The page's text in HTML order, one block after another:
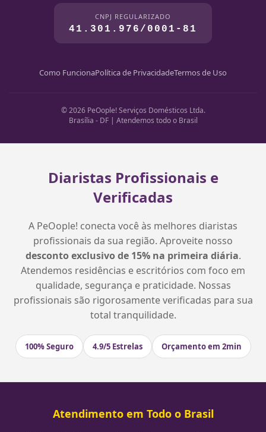
CNPJ REGULARIZADO
41.301.976/0001-81
Como FuncionaPolítica de PrivacidadeTermos de Uso
© 2026 PeOople! Serviços Domésticos Ltda.
Brasília - DF | Atendemos todo o Brasil
Diaristas Profissionais e
Verificadas
A PeOople! conecta você às melhores diaristas
profissionais da sua região. Aproveite nosso
desconto exclusivo de 15% na primeira diária.
Atendemos residências e escritórios com foco em
qualidade, segurança e praticidade. Nossas
profissionais são rigorosamente verificadas para sua
total tranquilidade.
100% Seguro 4.9/5 Estrelas Orçamento em 2min
Atendimento em Todo o Brasil